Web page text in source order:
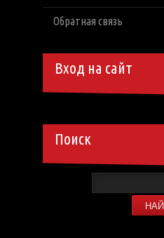
Обратная связь
Вход на сайт
Поиск